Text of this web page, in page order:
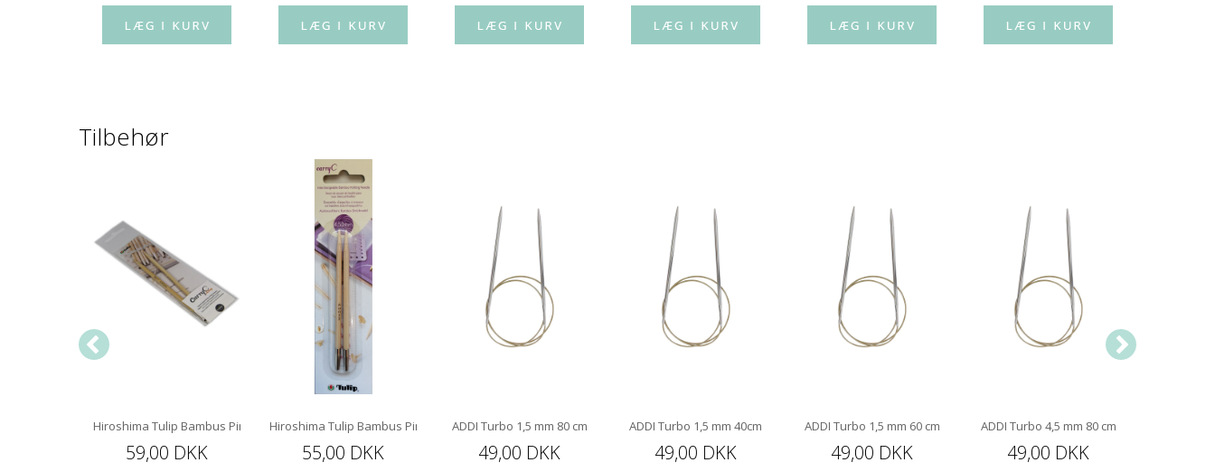
Tilbehør
Hiroshima Tulip Bambus Pindespids 12 cm
59,00 DKK
Hiroshima Tulip Bambus Pindespids 10 cm
55,00 DKK
ADDI Turbo 1,5 mm 80 cm
49,00 DKK
ADDI Turbo 1,5 mm 40cm
49,00 DKK
ADDI Turbo 1,5 mm 60 cm
49,00 DKK
ADDI Turbo 4,5 mm 80 cm
49,00 DKK